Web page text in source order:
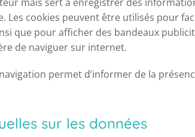
Les cookies peuvent être utilisés pour
que pour afficher des bandeaux
de naviguer sur internet.
permet d’informer de la
sur les données